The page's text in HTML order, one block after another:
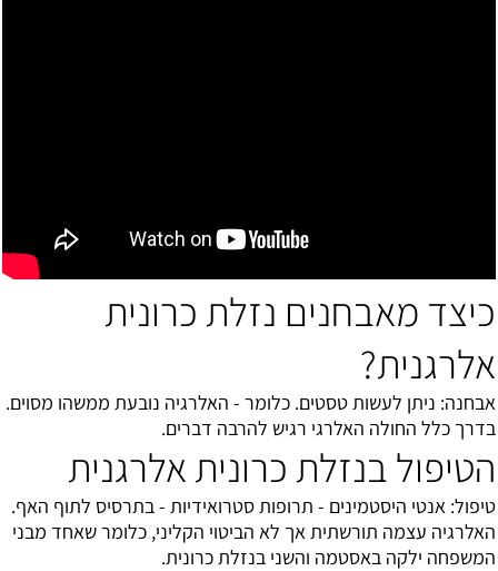
כיצד מאבחנים נזלת כרונית
אלרגנית?
אבחנה: ניתן לעשות טסטים. כלומר - האלרגיה נובעת ממשהו מסוים.
בדרך כלל החולה האלרגי רגיש להרבה דברים.
הטיפול בנזלת כרונית אלרגנית
טיפול: אנטי היסטמינים - תרופות סטרואידיות - בתרסיס לתוף האף.
האלרגיה עצמה תורשתית אך לא הביטוי הקליני, כלומר שאחד מבני
המשפחה ילקה באסטמה והשני בנזלת כרונית.